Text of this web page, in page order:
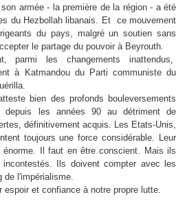
armée - la première de la région - a été
du Hezbollah libanais. Et ce mouvement
du pays, malgré un soutien sans
le partage du pouvoir à Beyrouth.
parmi les changements inattendus,
à Katmandou du Parti communiste du
bien des profonds bouleversements
depuis les années 90 au détriment de
définitivement acquis. Les Etats-Unis,
toujours une force considérable. Leur
énorme. Il faut en être conscient. Mais ils
Ils doivent compter avec les
de l'impérialisme.
espoir et confiance à notre propre lutte.